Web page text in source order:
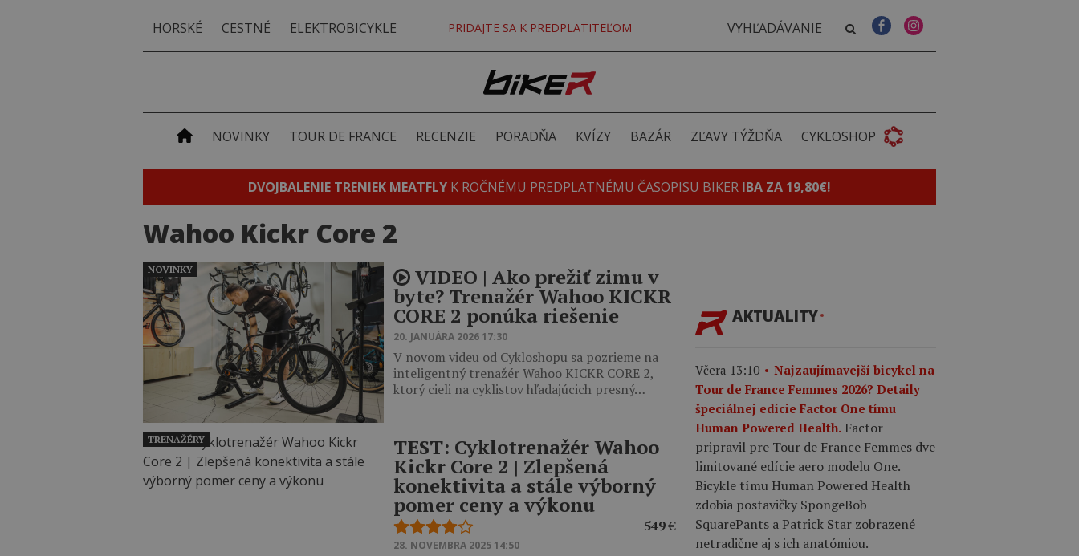
HORSKÉ CESTNÉ ELEKTROBICYKLE PRIDAJTE SA K PREDPLATITEĽOM
NOVINKY TOUR DE FRANCE RECENZIE PORADŇA KVÍZY BAZÁR ZĽAVY TÝŽDŇA CYKLOSHOP
DVOJBALENIE TRENIEK MEATFLY K ROČNÉMU PREDPLATNÉMU ČASOPISU BIKER IBA ZA 19,80€!
Wahoo Kickr Core 2
VIDEO ‎| Ako prežiť zimu v
byte? Trenažér Wahoo KICKR
CORE 2 ponúka riešenie
20. JANUÁRA 2026 17:30
V novom videu od Cykloshopu sa pozrieme na
inteligentný trenažér Wahoo KICKR CORE 2,
ktorý cieli na cyklistov hľadajúcich presný…
NOVINKY
TEST: Cyklotrenažér Wahoo
Kickr Core 2 | Zlepšená
konektivita a stále výborný
pomer ceny a výkonu
549€
28. NOVEMBRA 2025 14:50
TRENAŽÉRY
AKTUALITY
Včera 13:10
Najzaujímavejší bicykel na
Tour de France Femmes 2026? Detaily
špeciálnej edície Factor One tímu
Human Powered Health. Factor
pripravil pre Tour de France Femmes dve
limitované edície aero modelu One.
Bicykle tímu Human Powered Health
zdobia postavičky SpongeBob
SquarePants a Patrick Star zobrazené
netradične aj s ich anatómiou.